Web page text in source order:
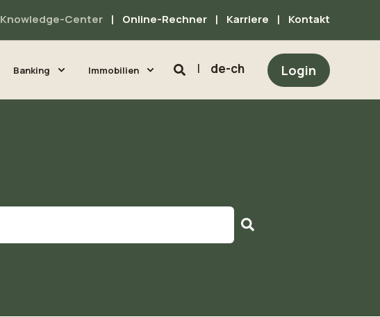
Knowledge-Center Online-Rechner Karriere Kontakt
Banking Immobilien de-ch Login